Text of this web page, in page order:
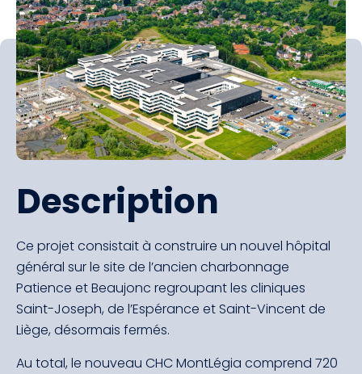
Description
Ce projet consistait à construire un nouvel hôpital
général sur le site de l’ancien charbonnage
Patience et Beaujonc regroupant les cliniques
Saint-Joseph, de l’Espérance et Saint-Vincent de
Liège, désormais fermés.
Au total, le nouveau CHC MontLégia comprend 720